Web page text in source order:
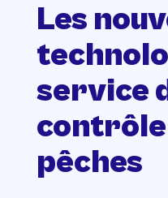
Les
service
contrôle
pêches